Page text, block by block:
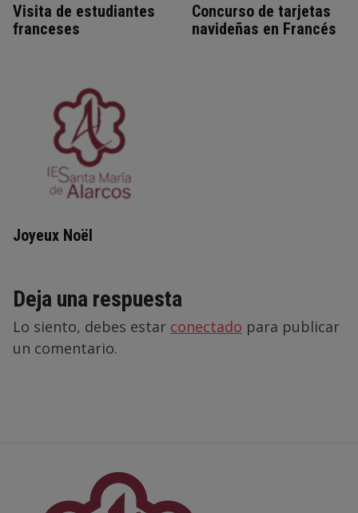
Visita de estudiantes
franceses
Concurso de tarjetas
navideñas en Francés
Joyeux Noël
Deja una respuesta
Lo siento, debes estar conectado para publicar
un comentario.